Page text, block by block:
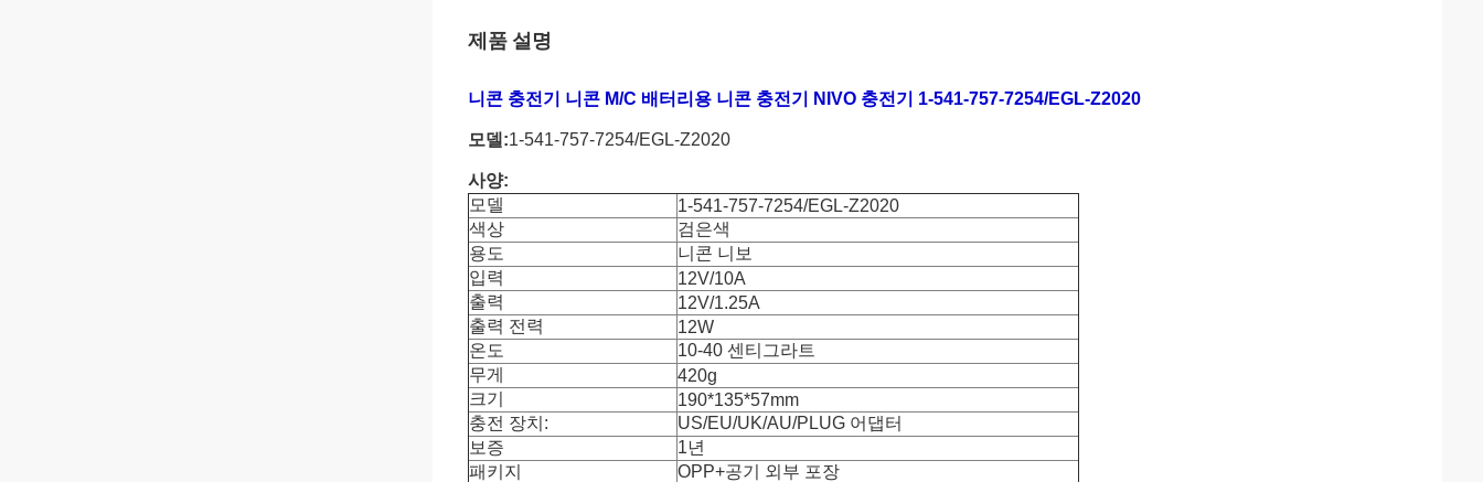
제품 설명
니콘 충전기 니콘 M/C 배터리용 니콘 충전기 NIVO 충전기 1-541-757-7254/EGL-Z2020
모델:1-541-757-7254/EGL-Z2020
사양:
모델
1-541-757-7254/EGL-Z2020
색상
검은색
용도
니콘 니보
입력
12V/10A
출력
12V/1.25A
출력 전력
12W
온도
10-40 센티그라트
무게
420g
크기
190*135*57mm
충전 장치:
US/EU/UK/AU/PLUG 어댑터
보증
1년
패키지
OPP+공기 외부 포장